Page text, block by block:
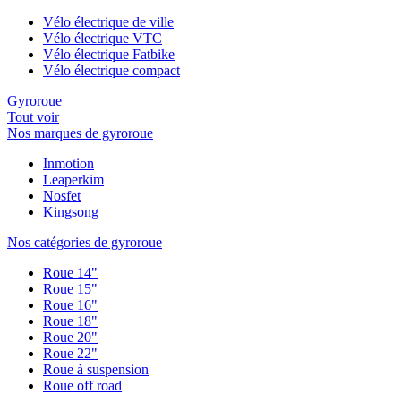
Vélo électrique de ville
Vélo électrique VTC
Vélo électrique Fatbike
Vélo électrique compact
Gyroroue
Tout voir
Nos marques de gyroroue
Inmotion
Leaperkim
Nosfet
Kingsong
Nos catégories de gyroroue
Roue 14"
Roue 15"
Roue 16"
Roue 18"
Roue 20"
Roue 22"
Roue à suspension
Roue off road